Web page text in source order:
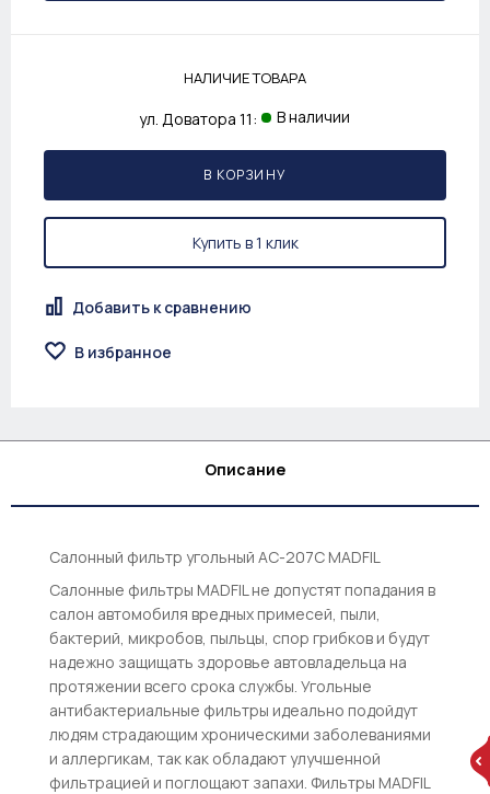
НАЛИЧИЕ ТОВАРА
ул. Доватора 11: В наличии
В КОРЗИНУ
Купить в 1 клик
Добавить к сравнению
В избранное
Описание
Салонный фильтр угольный AC-207C MADFIL
Салонные фильтры MADFIL не допустят попадания в
салон автомобиля вредных примесей, пыли,
бактерий, микробов, пыльцы, спор грибков и будут
надежно защищать здоровье автовладельца на
протяжении всего срока службы. Угольные
антибактериальные фильтры идеально подойдут
людям страдающим хроническими заболеваниями
и аллергикам, так как обладают улучшенной
фильтрацией и поглощают запахи. Фильтры MADFIL